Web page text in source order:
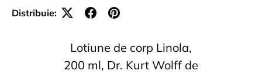
Distribuie:
Lotiune de corp Linola,
200 ml, Dr. Kurt Wolff de